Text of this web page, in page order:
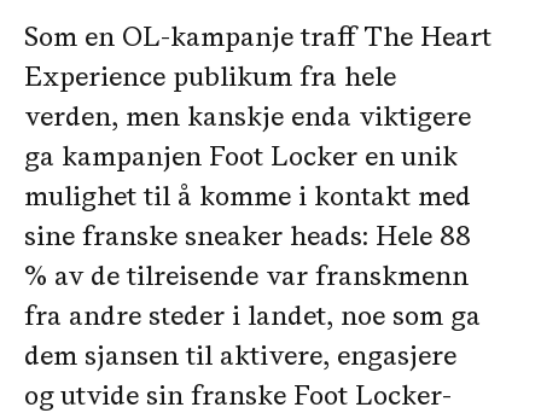
Som en OL-kampanje traff The Heart
Experience publikum fra hele
verden, men kanskje enda viktigere
ga kampanjen Foot Locker en unik
mulighet til å komme i kontakt med
sine franske sneaker heads: Hele 88
% av de tilreisende var franskmenn
fra andre steder i landet, noe som ga
dem sjansen til aktivere, engasjere
og utvide sin franske Foot Locker-